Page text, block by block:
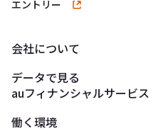
エントリー
会社について
データで見る
auフィナンシャルサービス
働く環境